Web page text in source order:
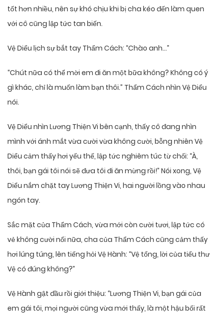
tốt hơn nhiều, nên sự khó chịu khi bị cha kéo đến làm quen
với cô cũng lập tức tan biến.
Vệ Diểu lịch sự bắt tay Thẩm Cách: “Chào anh…”
“Chút nữa có thể mời em đi ăn một bữa không? Không có ý
gì khác, chỉ là muốn làm bạn thôi.” Thẩm Cách nhìn Vệ Diểu
nói.
Vệ Diểu nhìn Lương Thiện Vi bên cạnh, thấy cô đang nhìn
mình với ánh mắt vừa cười vừa không cười, bỗng nhiên Vệ
Diểu cảm thấy hơi yếu thế, lập tức nghiêm túc từ chối: “À,
thôi, bạn gái tôi nói sẽ đưa tôi đi ăn mừng rồi!” Nói xong, Vệ
Diểu nắm chặt tay Lương Thiện Vi, hai người lồng vào nhau
ngón tay.
Sắc mặt của Thẩm Cách, vừa mới còn cười tươi, lập tức có
vẻ không cười nổi nữa, cha của Thẩm Cách cũng cảm thấy
hơi lúng túng, lên tiếng hỏi Vệ Hành: “Vệ tổng, lời của tiểu thư
Vệ có đúng không?”
Vệ Hành gật đầu rồi giới thiệu: “Lương Thiện Vi, bạn gái của
em gái tôi, mọi người cũng vừa mới thấy, là một hậu bối rất